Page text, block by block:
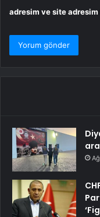
adresim ve site